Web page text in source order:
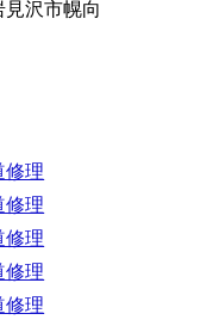
沢市幌向
修理
修理
修理
修理
修理